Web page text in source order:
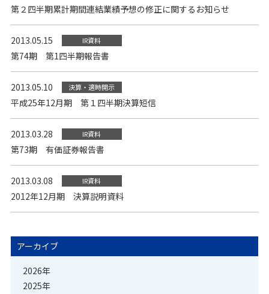
第２四半期累計期間連結業績予想の修正に関するお知らせ
2013.05.15 IR資料
第74期 第1四半期報告書
2013.05.10 決算・適時開示
平成25年12月期 第１四半期決算短信
2013.03.28 IR資料
第73期 有価証券報告書
2013.03.08 IR資料
2012年12月期 決算説明資料
アーカイブ
2026年
2025年